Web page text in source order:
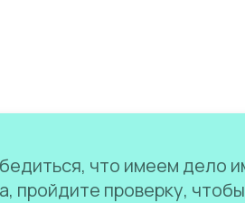
что имеем дело
пройдите проверку,